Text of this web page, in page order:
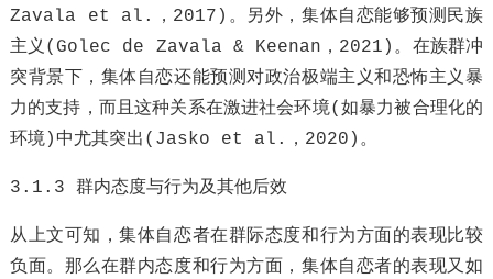
Zavala et al.，2017)。另外，集体自恋能够预测民族
主义(Golec de Zavala & Keenan，2021)。在族群冲
突背景下，集体自恋还能预测对政治极端主义和恐怖主义暴
力的支持，而且这种关系在激进社会环境(如暴力被合理化的
环境)中尤其突出(Jasko et al.，2020)。
3.1.3 群内态度与行为及其他后效
从上文可知，集体自恋者在群际态度和行为方面的表现比较
负面。那么在群内态度和行为方面，集体自恋者的表现又如